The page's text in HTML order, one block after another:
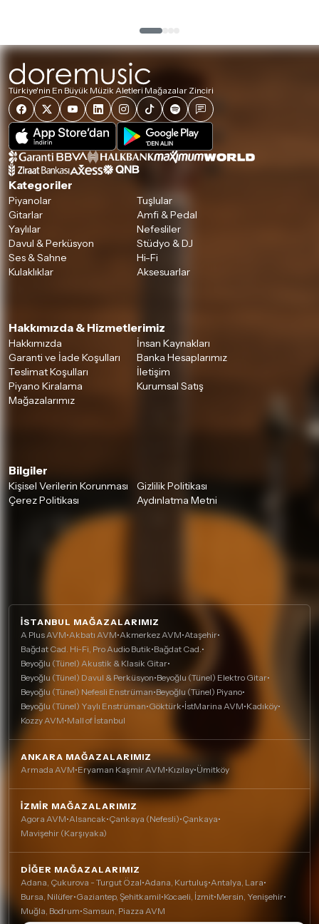
Türkiye'nin En Büyük Müzik Aletleri Mağazalar Zinciri
Kategoriler
Piyanolar
Tuşlular
Gitarlar
Amfi & Pedal
Yaylılar
Nefesliler
Davul & Perküsyon
Stüdyo & DJ
Ses & Sahne
Hi-Fi
Kulaklıklar
Aksesuarlar
Hakkımızda & Hizmetlerimiz
Hakkımızda
İnsan Kaynakları
Garanti ve İade Koşulları
Banka Hesaplarımız
Teslimat Koşulları
İletişim
Piyano Kiralama
Kurumsal Satış
Mağazalarımız
Bilgiler
Kişisel Verilerin Korunması
Gizlilik Politikası
Çerez Politikası
Aydınlatma Metni
İSTANBUL MAĞAZALARIMIZ
A Plus AVM•Akbatı AVM•Akmerkez AVM•Ataşehir•
Bağdat Cad. Hi-Fi, Pro Audio Butik•Bağdat Cad.•
Beyoğlu (Tünel) Akustik & Klasik Gitar•
Beyoğlu (Tünel) Davul & Perküsyon•Beyoğlu (Tünel) Elektro Gitar•
Beyoğlu (Tünel) Nefesli Enstrüman•Beyoğlu (Tünel) Piyano•
Beyoğlu (Tünel) Yaylı Enstrüman•Göktürk•İstMarina AVM•Kadıköy•
Kozzy AVM•Mall of İstanbul
ANKARA MAĞAZALARIMIZ
Armada AVM•Eryaman Kaşmir AVM•Kızılay•Ümitköy
İZMIR MAĞAZALARIMIZ
Agora AVM•Alsancak•Çankaya (Nefesli)•Çankaya•
Mavişehir (Karşıyaka)
DIĞER MAĞAZALARIMIZ
Adana, Çukurova - Turgut Özal•Adana, Kurtuluş•Antalya, Lara•
Bursa, Nilüfer•Gaziantep, Şehitkamil•Kocaeli, İzmit•Mersin, Yenişehir•
Muğla, Bodrum•Samsun, Piazza AVM